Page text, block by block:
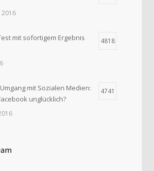
2016
mit sofortigem Ergebnis
4818
mit Sozialen Medien:
unglücklich?
4741